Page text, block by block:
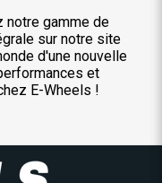
notre gamme de
sur notre site
d'une nouvelle
et
E-Wheels !